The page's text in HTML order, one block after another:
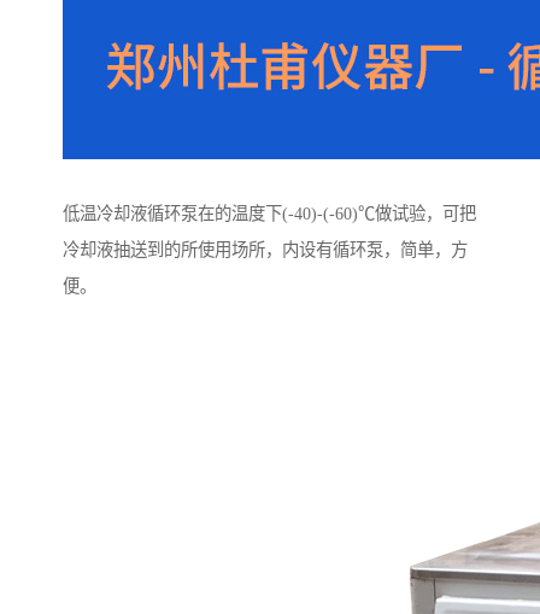
低温冷却液循环泵在的温度下(-40)-(-60)℃做试验，可把
冷却液抽送到的所使用场所，内设有循环泵，简单，方
便。